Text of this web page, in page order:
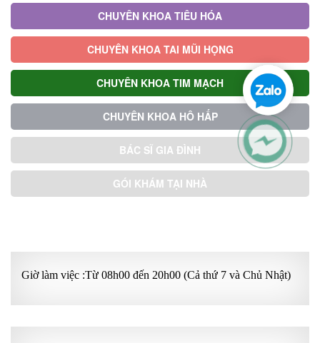
CHUYÊN KHOA TIÊU HÓA
CHUYÊN KHOA TAI MŨI HỌNG
CHUYÊN KHOA TIM MẠCH
CHUYÊN KHOA HÔ HẤP
BÁC SĨ GIA ĐÌNH
GÓI KHÁM TẠI NHÀ
Giờ làm việc :Từ 08h00 đến 20h00 (Cả thứ 7 và Chủ Nhật)